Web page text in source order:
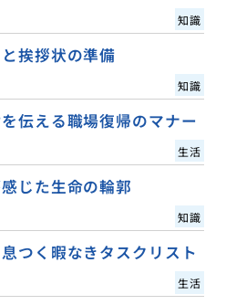
知識
挨拶状の準備
知識
伝える職場復帰のマナー
生活
じた生命の輪郭
知識
つく暇なきタスクリスト
生活